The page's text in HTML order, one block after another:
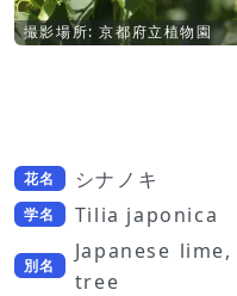
撮影場所: 京都府立植物園
花名 シナノキ
学名 Tilia japonica
別名
Japanese
tree